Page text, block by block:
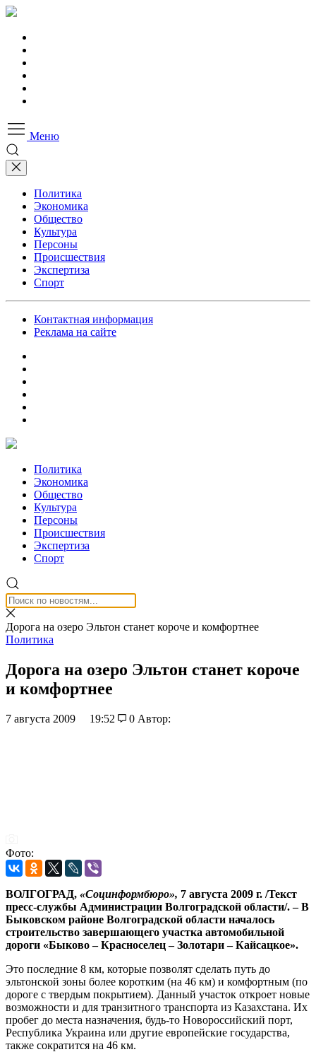
Меню
Политика
Экономика
Общество
Культура
Персоны
Происшествия
Экспертиза
Спорт
Контактная информация
Реклама на сайте
Политика
Экономика
Общество
Культура
Персоны
Происшествия
Экспертиза
Спорт
Дорога на озеро Эльтон станет короче и комфортнее
Политика
Дорога на озеро Эльтон станет короче
и комфортнее
7 августа 2009 19:52 0 Автор:
Фото:
ВОЛГОГРАД, «Социнформбюро», 7 августа 2009 г. /Текст
пресс-службы Администрации Волгоградской области/. – В
Быковском районе Волгоградской области началось
строительство завершающего участка автомобильной
дороги «Быково – Красноселец – Золотари – Кайсацкое».
Это последние 8 км, которые позволят сделать путь до
эльтонской зоны более коротким (на 46 км) и комфортным (по
дороге с твердым покрытием). Данный участок откроет новые
возможности и для транзитного транспорта из Казахстана. Их
пробег до места назначения, будь-то Новороссийский порт,
Республика Украина или другие европейские государства,
также сократится на 46 км.